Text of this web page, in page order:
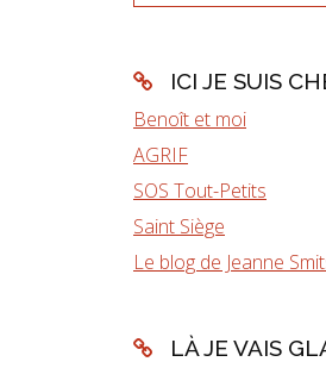
ICI JE SUIS
Benoît et moi
AGRIF
SOS Tout-Petits
Saint Siège
Le blog de Jeanne
LÀ JE VAIS